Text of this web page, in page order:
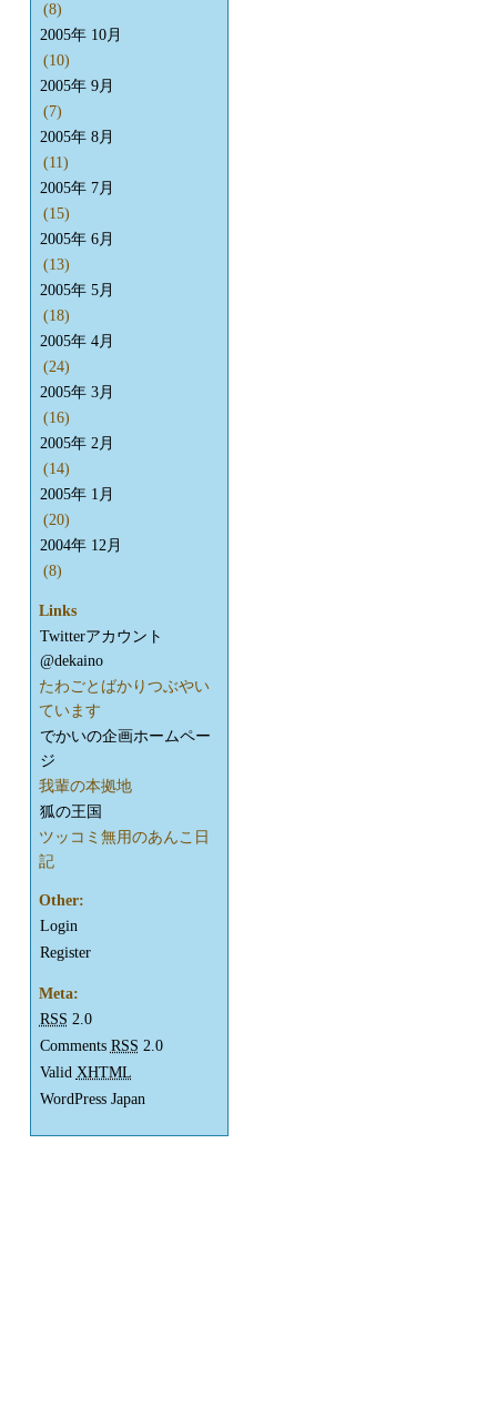
(8)
2005年 10月
(10)
2005年 9月
(7)
2005年 8月
(11)
2005年 7月
(15)
2005年 6月
(13)
2005年 5月
(18)
2005年 4月
(24)
2005年 3月
(16)
2005年 2月
(14)
2005年 1月
(20)
2004年 12月
(8)
Links
Twitterアカウント
@dekaino
たわごとばかりつぶやい
ています
でかいの企画ホームペー
ジ
我輩の本拠地
狐の王国
ツッコミ無用のあんこ日
記
Other:
Login
Register
Meta:
RSS 2.0
Comments RSS 2.0
Valid XHTML
WordPress Japan